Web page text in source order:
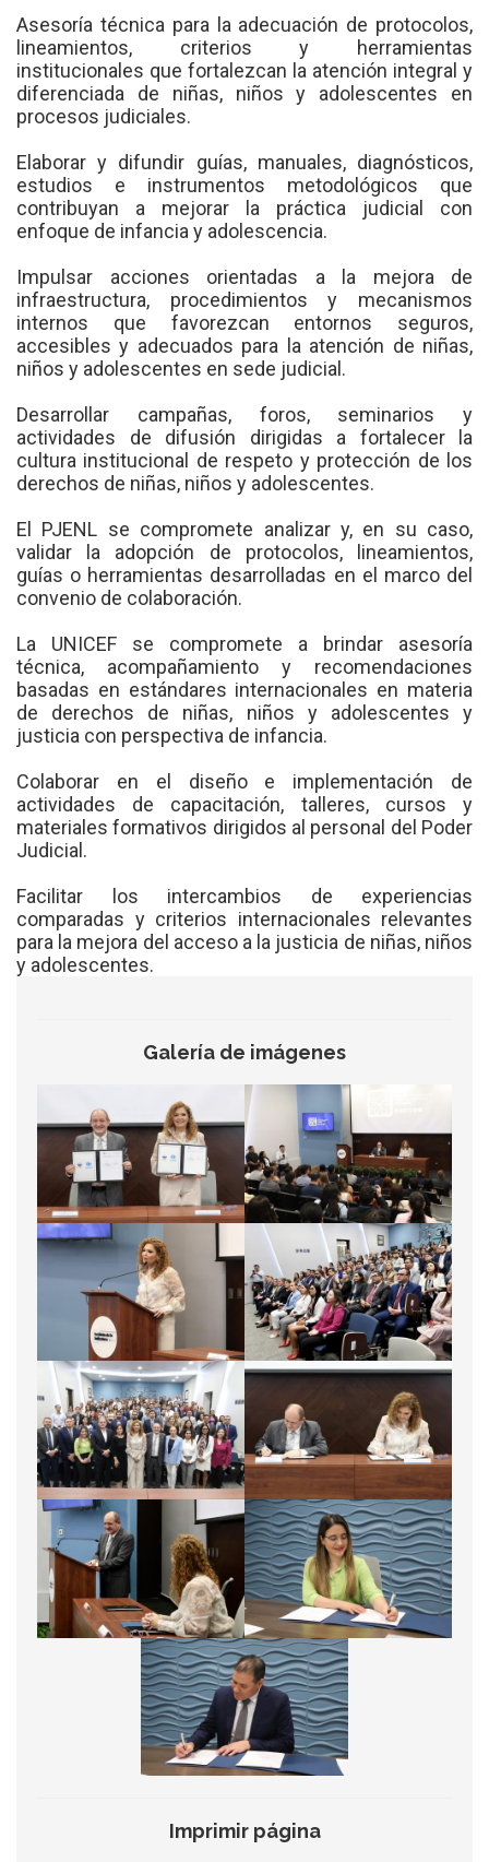
Asesoría técnica para la adecuación de protocolos,
lineamientos, criterios y herramientas
institucionales que fortalezcan la atención integral y
diferenciada de niñas, niños y adolescentes en
procesos judiciales.
Elaborar y difundir guías, manuales, diagnósticos,
estudios e instrumentos metodológicos que
contribuyan a mejorar la práctica judicial con
enfoque de infancia y adolescencia.
Impulsar acciones orientadas a la mejora de
infraestructura, procedimientos y mecanismos
internos que favorezcan entornos seguros,
accesibles y adecuados para la atención de niñas,
niños y adolescentes en sede judicial.
Desarrollar campañas, foros, seminarios y
actividades de difusión dirigidas a fortalecer la
cultura institucional de respeto y protección de los
derechos de niñas, niños y adolescentes.
El PJENL se compromete analizar y, en su caso,
validar la adopción de protocolos, lineamientos,
guías o herramientas desarrolladas en el marco del
convenio de colaboración.
La UNICEF se compromete a brindar asesoría
técnica, acompañamiento y recomendaciones
basadas en estándares internacionales en materia
de derechos de niñas, niños y adolescentes y
justicia con perspectiva de infancia.
Colaborar en el diseño e implementación de
actividades de capacitación, talleres, cursos y
materiales formativos dirigidos al personal del Poder
Judicial.
Facilitar los intercambios de experiencias
comparadas y criterios internacionales relevantes
para la mejora del acceso a la justicia de niñas, niños
y adolescentes.
Galería de imágenes
Imprimir página